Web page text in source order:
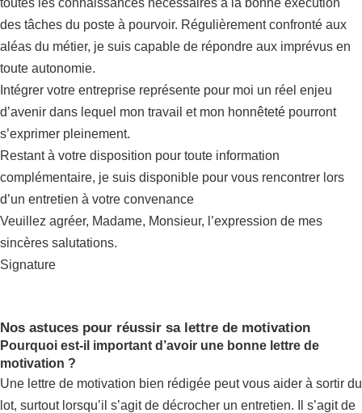
toutes les connaissances nécessaires à la bonne exécution
des tâches du poste à pourvoir. Régulièrement confronté aux
aléas du métier, je suis capable de répondre aux imprévus en
toute autonomie.
Intégrer votre entreprise représente pour moi un réel enjeu
d’avenir dans lequel mon travail et mon honnêteté pourront
s’exprimer pleinement.
Restant à votre disposition pour toute information
complémentaire, je suis disponible pour vous rencontrer lors
d’un entretien à votre convenance
Veuillez agréer, Madame, Monsieur, l’expression de mes
sincères salutations.
Signature
Nos astuces pour réussir sa lettre de motivation
Pourquoi est-il important d’avoir une bonne lettre de
motivation ?
Une lettre de motivation bien rédigée peut vous aider à sortir du
lot, surtout lorsqu’il s’agit de décrocher un entretien. Il s’agit de